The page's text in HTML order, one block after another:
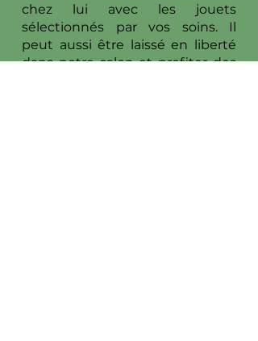
chez lui avec les jouets
sélectionnés par vos soins. Il
peut aussi être laissé en liberté
dans notre salon et profiter des